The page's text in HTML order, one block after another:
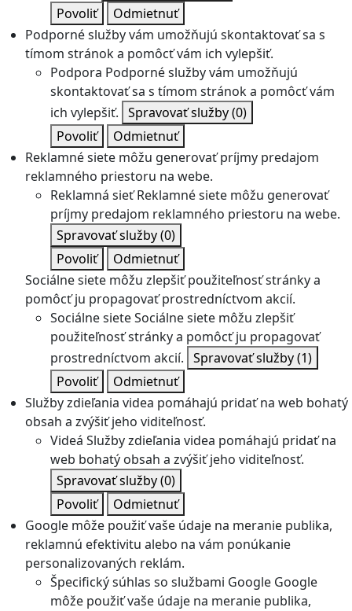
Povoliť
Odmietnuť
Podporné služby vám umožňujú skontaktovať sa s
tímom stránok a pomôcť vám ich vylepšiť.
Podpora Podporné služby vám umožňujú
skontaktovať sa s tímom stránok a pomôcť vám
ich vylepšiť. Spravovať služby(0)
Povoliť
Odmietnuť
Reklamné siete môžu generovať príjmy predajom
reklamného priestoru na webe.
Reklamná sieť Reklamné siete môžu generovať
príjmy predajom reklamného priestoru na webe.
Spravovať služby(0)
Povoliť
Odmietnuť
Sociálne siete môžu zlepšiť použiteľnosť stránky a
pomôcť ju propagovať prostredníctvom akcií.
Sociálne sieteSociálne siete môžu zlepšiť
použiteľnosť stránky a pomôcť ju propagovať
prostredníctvom akcií. Spravovať služby(1)
Povoliť
Odmietnuť
Služby zdieľania videa pomáhajú pridať na web bohatý
obsah a zvýšiť jeho viditeľnosť.
Videá Služby zdieľania videa pomáhajú pridať na
web bohatý obsah a zvýšiť jeho viditeľnosť.
Spravovať služby(0)
Povoliť
Odmietnuť
Google môže použiť vaše údaje na meranie publika,
reklamnú efektivitu alebo na vám ponúkanie
personalizovaných reklám.
Špecifický súhlas so službami Google Google
môže použiť vaše údaje na meranie publika,